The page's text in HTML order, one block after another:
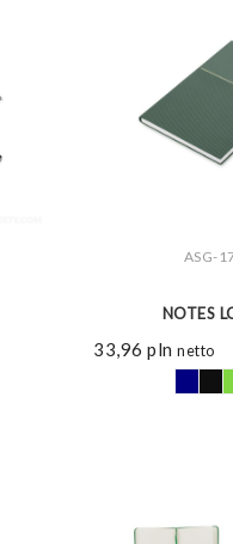
ASG-
NOTES
33,96pln netto